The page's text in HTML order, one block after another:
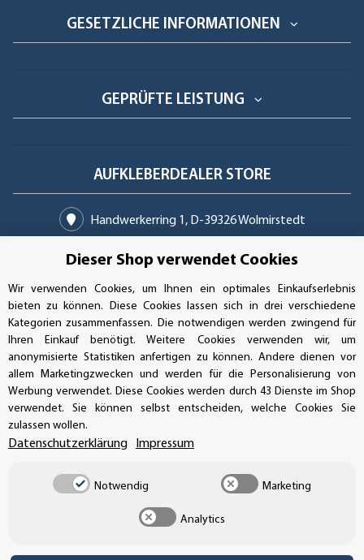
GESETZLICHE INFORMATIONEN
GEPRÜFTE LEISTUNG
AUFKLEBERDEALER STORE
Handwerkerring 1, D-39326 Wolmirstedt
Bestellungen/Support: +49 (0)39-201-28-98-10
Buchhaltung: +49 (0)39-201-28-98-17
info@aufkleberdealer.de
UNSER AFFILIATE-PROGRAMM
UNSERE ZAHLUNGSARTEN*
SSL-Verschlüsselung
Dieser Shop verwendet Cookies
Wir verwenden Cookies, um Ihnen ein optimales Einkaufserlebnis
bieten zu können. Diese Cookies lassen sich in drei verschiedene
Kategorien zusammenfassen. Die notwendigen werden zwingend für
Ihren Einkauf benötigt. Weitere Cookies verwenden wir, um
anonymisierte Statistiken anfertigen zu können. Andere dienen vor
allem Marketingzwecken und werden für die Personalisierung von
Werbung verwendet. Diese Cookies werden durch 43 Dienste im Shop
verwendet. Sie können selbst entscheiden, welche Cookies Sie
zulassen wollen.
Datenschutzerklärung Impressum
Notwendig Marketing
Analytics